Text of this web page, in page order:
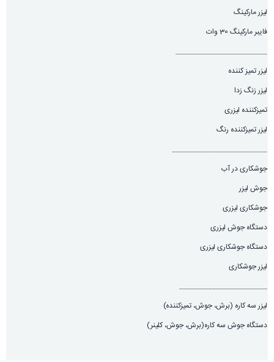
لیزر مارکینگ
فایبر مارکینگ 30 وات
_________________________
لیزر تمیز کننده
لیزر زنگ زدا
تمیزکننده لیزری
لیزر تمیزکننده رنگ
__________________________
جوشکاری در آب
جوش لیزر
جوشکاری لیزری
دستگاه جوش لیزری
دستگاه جوشکاری لیزری
لیزر جوشکاری
________________________
لیزر سه کاره (برش، جوش، تميزكننده)
دستگاه جوش سه کاره(برش، جوش، کلینر)